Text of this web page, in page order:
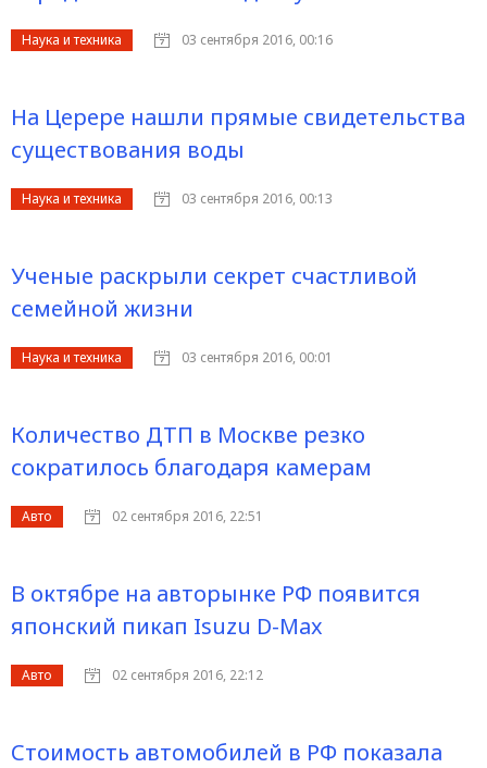
Наука и техника 03 сентября 2016, 00:16
На Церере нашли прямые свидетельства
существования воды
Наука и техника 03 сентября 2016, 00:13
Ученые раскрыли секрет счастливой
семейной жизни
Наука и техника 03 сентября 2016, 00:01
Количество ДТП в Москве резко
сократилось благодаря камерам
Авто 02 сентября 2016, 22:51
В октябре на авторынке РФ появится
японский пикап Isuzu D-Max
Авто 02 сентября 2016, 22:12
Стоимость автомобилей в РФ показала